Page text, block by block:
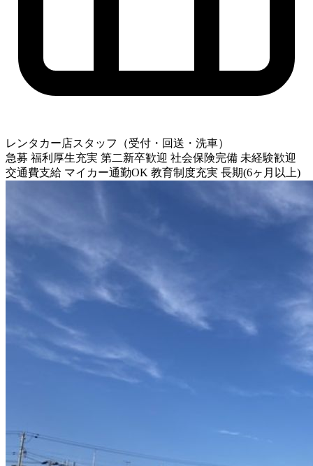
レンタカー店スタッフ（受付・回送・洗車）
急募 福利厚生充実 第二新卒歓迎 社会保険完備 未経験歓迎
交通費支給 マイカー通勤OK 教育制度充実 長期(6ヶ月以上)